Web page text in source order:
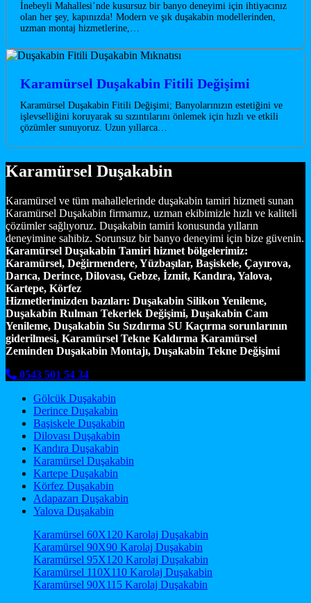
İnebeyli Mahallesi’nde kusursuz bir banyo deneyimi için ihtiyacınız
olan her şey, kapınızda! Modern ve şık duşakabin modellerinden,
uzman montaj hizmetlerine,…
Karamürsel Duşakabin Fitili Değişimi
Karamürsel Duşakabin Fitili Değişimi; Banyolarınızın estetiğini ve
işlevselliğini koruyarak su sızıntılarını önlemek için hızlı ve etkili
çözümler sunuyoruz. Uzun yıllarca…
Karamürsel Duşakabin
Karamürsel ve tüm mahallelerinde duşakabin tamiri hizmeti sunan
Karamürsel Duşakabin firmamız, uzman ekibimizle hızlı ve kaliteli
çözümler sağlıyoruz. Duşakabin tamiri konusunda yılların
deneyimine sahibiz. Sorunsuz bir banyo deneyimi için bize güvenin.
Karamürsel Duşakabin Tamiri hizmet bölgelerimiz:
Karamürsel, Değirmendere, Yüzbaşılar, Başiskele, Çayırova,
Darıca, Derince, Dilovası, Gebze, İzmit, Kandıra, Yalova,
Kartepe, Körfez
Hizmetlerimizden bazıları: Duşakabin Silikon Yenileme,
Duşakabin Rulman Tekerlek Değişimi, Duşakabin Cam
Yenileme, Duşakabin Su Sızdırma SU Kaçırma sorunlarının
giderilmesi, Karamürsel Tekne Kaldırma Karamürsel
Zeminden Duşakabin Montajı, Duşakabin Tekne Değişimi
0543 501 54 34
Gölcük Duşakabin
Derince Duşakabin
Başiskele Duşakabin
Dilovası Duşakabin
Kandıra Duşakabin
Karamürsel Duşakabin
Kartepe Duşakabin
Körfez Duşakabin
Adapazarı Duşakabin
Yalova Duşakabin
Karamürsel 60X120 Karolaj Duşakabin
Karamürsel 90X90 Karolaj Duşakabin
Karamürsel 95X120 Karolaj Duşakabin
Karamürsel 110X110 Karolaj Duşakabin
Karamürsel 90X115 Karolaj Duşakabin